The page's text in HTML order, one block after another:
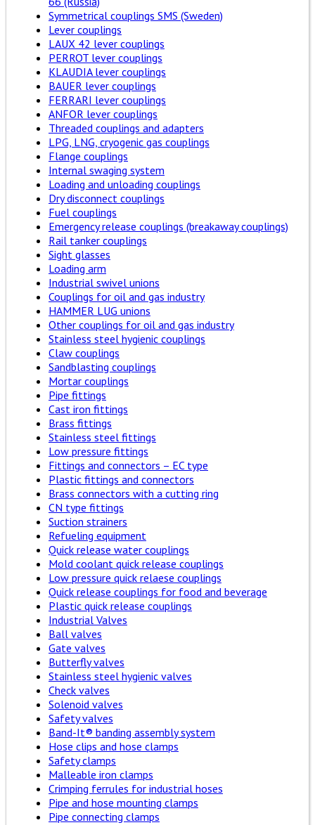
Symmetrical couplings SMS (Sweden)
Lever couplings
LAUX 42 lever couplings
PERROT lever couplings
KLAUDIA lever couplings
BAUER lever couplings
FERRARI lever couplings
ANFOR lever couplings
Threaded couplings and adapters
LPG, LNG, cryogenic gas couplings
Flange couplings
Internal swaging system
Loading and unloading couplings
Dry disconnect couplings
Fuel couplings
Emergency release couplings (breakaway couplings)
Rail tanker couplings
Sight glasses
Loading arm
Industrial swivel unions
Couplings for oil and gas industry
HAMMER LUG unions
Other couplings for oil and gas industry
Stainless steel hygienic couplings
Claw couplings
Sandblasting couplings
Mortar couplings
Pipe fittings
Cast iron fittings
Brass fittings
Stainless steel fittings
Low pressure fittings
Fittings and connectors – EC type
Plastic fittings and connectors
Brass connectors with a cutting ring
CN type fittings
Suction strainers
Refueling equipment
Quick release water couplings
Mold coolant quick release couplings
Low pressure quick relaese couplings
Quick release couplings for food and beverage
Plastic quick release couplings
Industrial Valves
Ball valves
Gate valves
Butterfly valves
Stainless steel hygienic valves
Check valves
Solenoid valves
Safety valves
Band-It® banding assembly system
Hose clips and hose clamps
Safety clamps
Malleable iron clamps
Crimping ferrules for industrial hoses
Pipe and hose mounting clamps
Pipe connecting clamps